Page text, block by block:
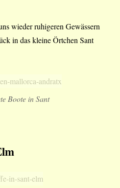
wieder ruhigeren Gewässern
in das kleine Örtchen Sant
Boote in Sant